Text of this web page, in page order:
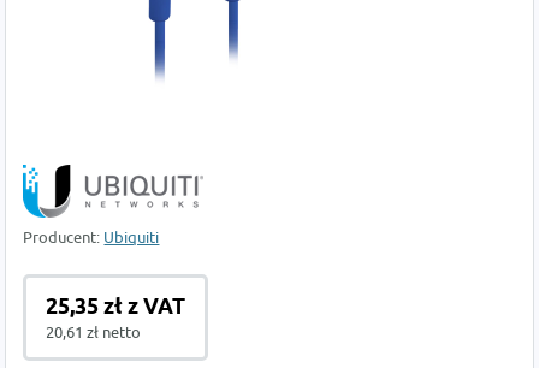
Producent: Ubiquiti
25,35 zł z VAT
20,61 zł netto